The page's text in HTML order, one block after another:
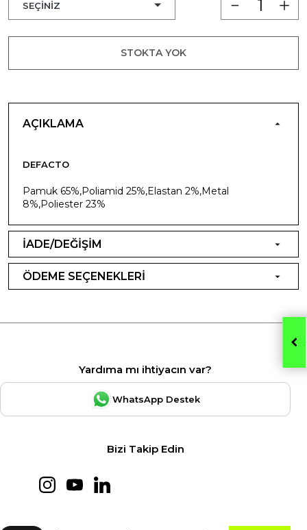
STOKTA YOK
AÇIKLAMA
DEFACTO
Pamuk 65%,Poliamid 25%,Elastan 2%,Metal
8%,Poliester 23%
İADE/DEĞİŞİM
ÖDEME SEÇENEKLERİ
Yardıma mı ihtiyacın var?
WhatsApp Destek
Bizi Takip Edin